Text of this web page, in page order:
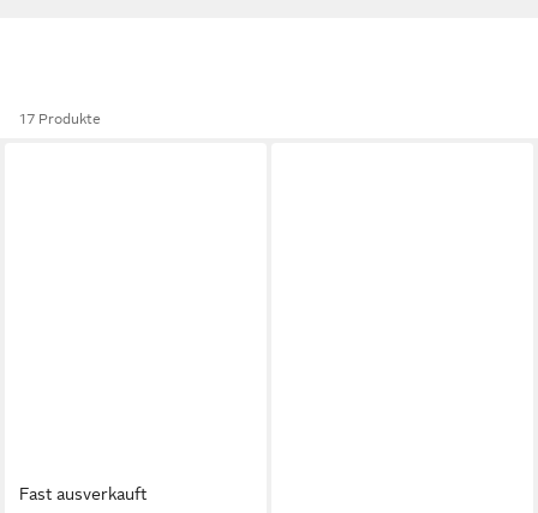
17 Produkte
Fast ausverkauft